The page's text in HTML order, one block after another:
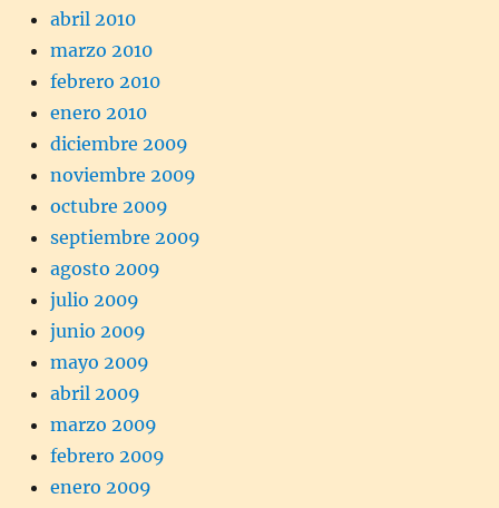
abril 2010
marzo 2010
febrero 2010
enero 2010
diciembre 2009
noviembre 2009
octubre 2009
septiembre 2009
agosto 2009
julio 2009
junio 2009
mayo 2009
abril 2009
marzo 2009
febrero 2009
enero 2009